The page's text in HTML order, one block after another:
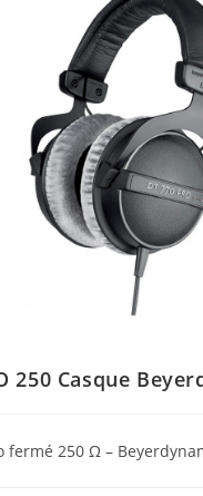
250 Casque
fermé 250 Ω –